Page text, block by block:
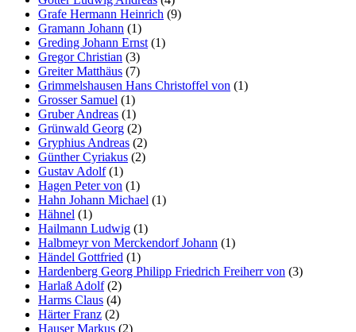
Grafe Hermann Heinrich (9)
Gramann Johann (1)
Greding Johann Ernst(1)
Gregor Christian (3)
Greiter Matthäus (7)
Grimmelshausen Hans Christoffel von (1)
Grosser Samuel (1)
Gruber Andreas (1)
Grünwald Georg (2)
Gryphius Andreas (2)
Günther Cyriakus (2)
Gustav Adolf(1)
Hagen Peter von (1)
Hahn Johann Michael (1)
Hähnel (1)
Hailmann Ludwig (1)
Halbmeyr von Merckendorf Johann (1)
Händel Gottfried (1)
Hardenberg Georg Philipp Friedrich Freiherr von (3)
Harlaß Adolf(2)
Harms Claus (4)
Härter Franz (2)
Hauser Markus (2)